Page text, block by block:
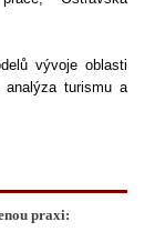
vývoje oblasti
analýza turismu a
praxi: